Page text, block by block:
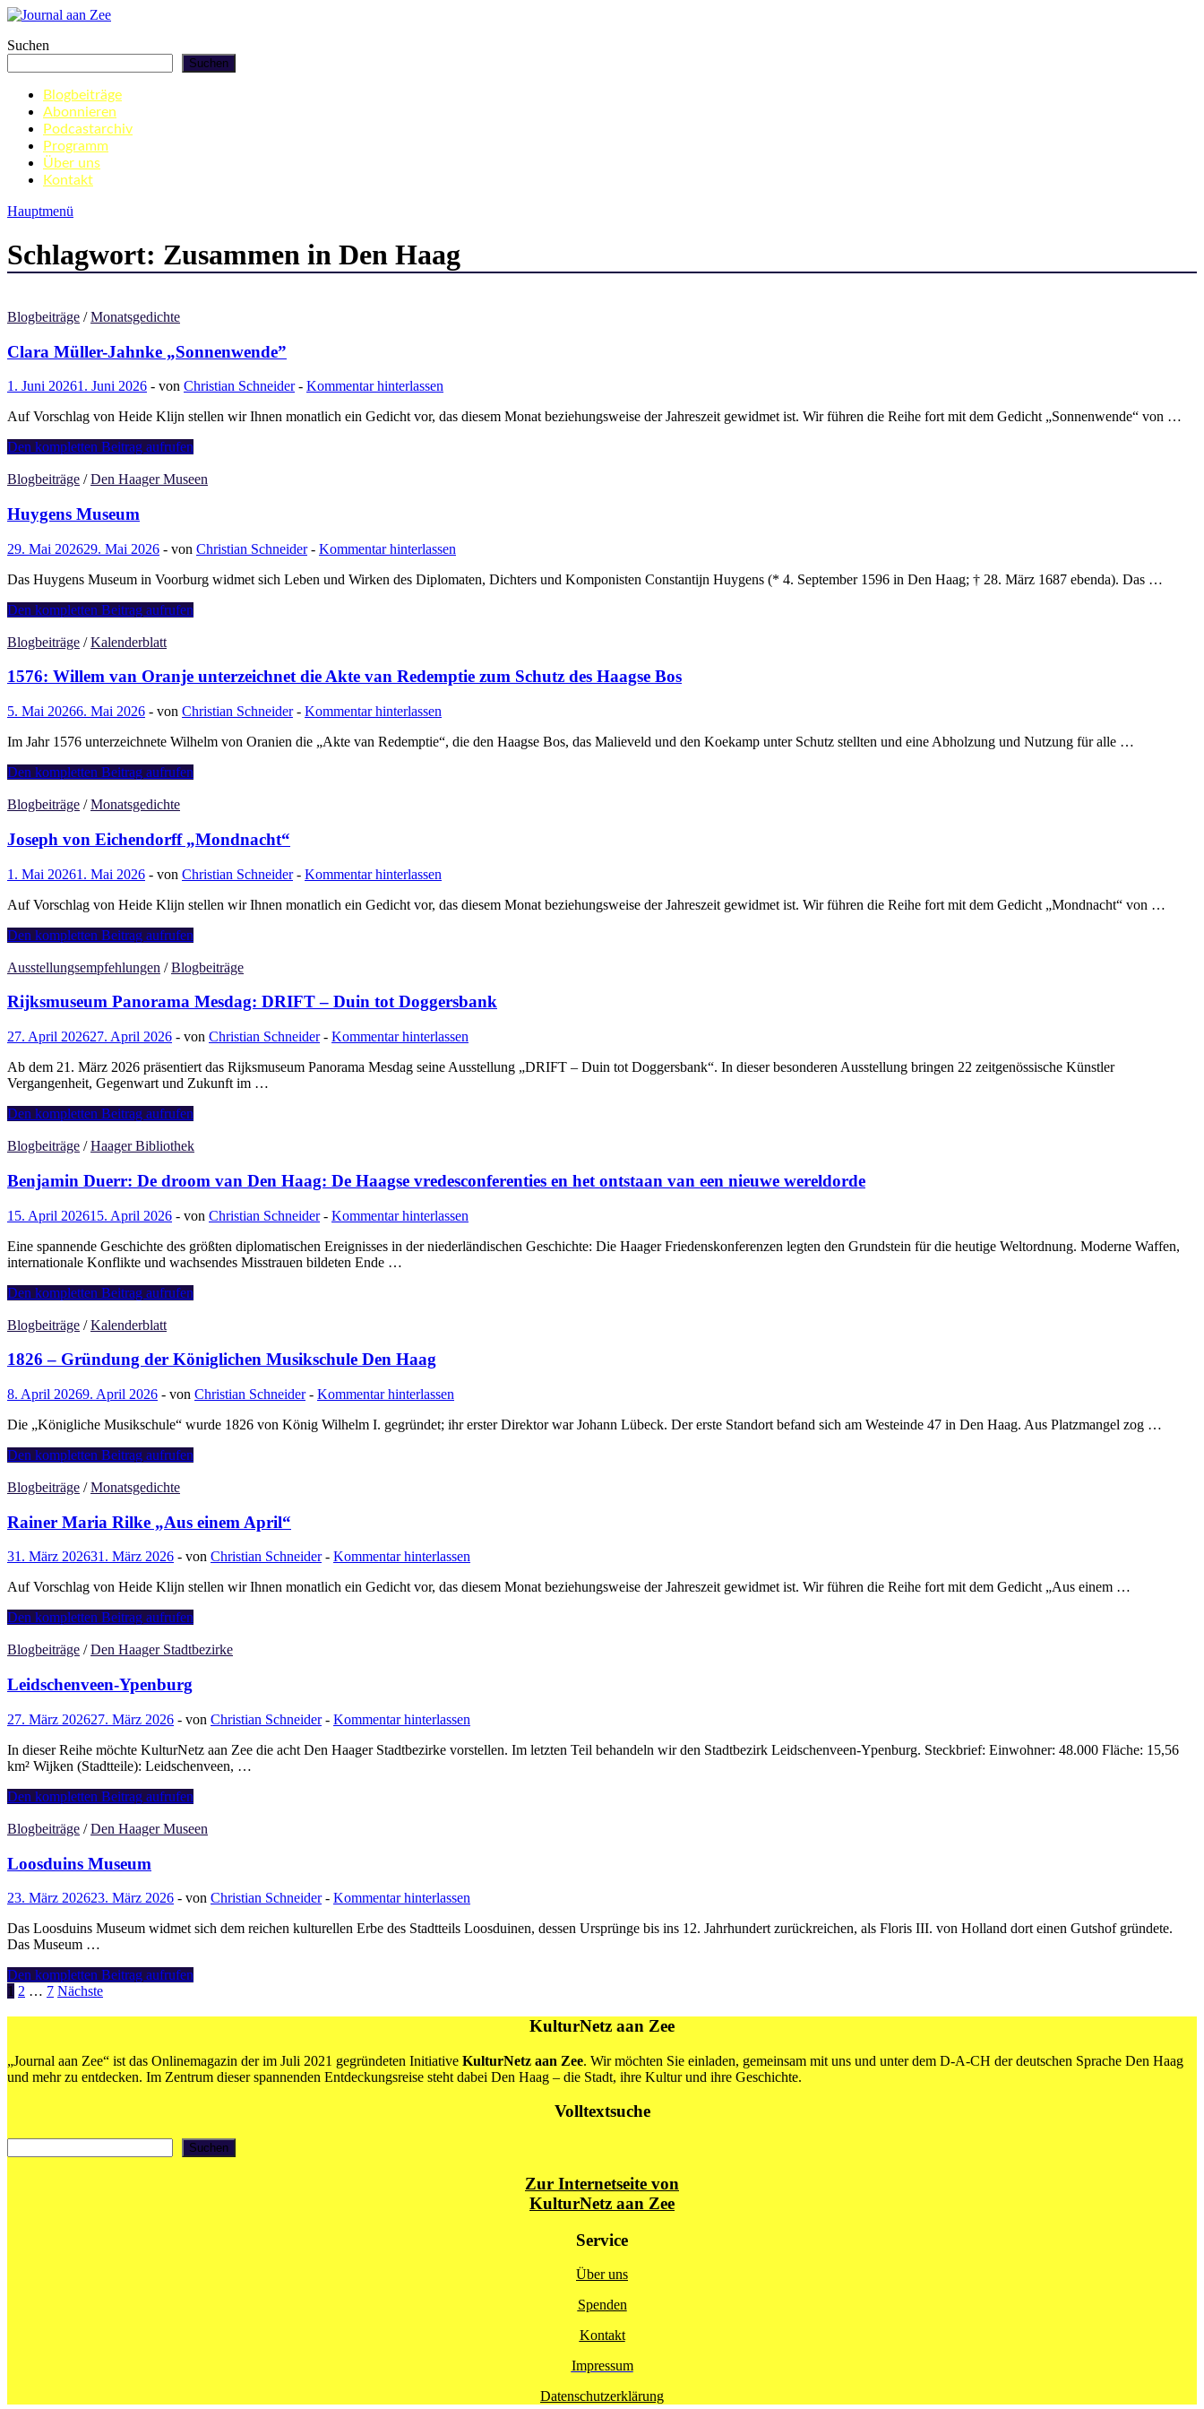
Zum
springen
Journal aan Zee
Suchen
Suchen
Blogbeiträge
Abonnieren
Podcastarchiv
Programm
Über uns
Kontakt
Hauptmenü
Schlagwort: Zusammen in Den Haag
Blogbeiträge /Monatsgedichte
Clara Müller-Jahnke „Sonnenwende”
1. Juni 20261. Juni 2026 - von Christian Schneider- Kommentar hinterlassen
Auf Vorschlag von Heide Klijn stellen wir Ihnen monatlich ein Gedicht vor, das diesem Monat beziehungsweise der Jahreszeit gewidmet ist. Wir führen die Reihe fort mit dem Gedicht „Sonnenwende“ von …
Clara
Jahnke
Den kompletten Beitrag aufrufen
Blogbeiträge /Den Haager Museen
Huygens Museum
29. Mai 202629. Mai 2026 - von Christian Schneider- Kommentar hinterlassen
Das Huygens Museum in Voorburg widmet sich Leben und Wirken des Diplomaten, Dichters und Komponisten Constantijn Huygens (* 4. September 1596 in Den Haag; † 28. März 1687 ebenda). Das …
Huygens
Den kompletten Beitrag aufrufen
Blogbeiträge /Kalenderblatt
1576: Willem van Oranje unterzeichnet die Akte van Redemptie zum Schutz des Haagse Bos
5. Mai 20266. Mai 2026 - von Christian Schneider- Kommentar hinterlassen
Im Jahr 1576 unterzeichnete Wilhelm von Oranien die „Akte van Redemptie“, die den Haagse Bos, das Malieveld und den Koekamp unter Schutz stellten und eine Abholzung und Nutzung für alle …
1576:
van
unterzeichnet
die
Akte
van
Redemptie
Schutz
Haagse
Den kompletten Beitrag aufrufen
Blogbeiträge /Monatsgedichte
Joseph von Eichendorff „Mondnacht“
1. Mai 20261. Mai 2026 - von Christian Schneider- Kommentar hinterlassen
Auf Vorschlag von Heide Klijn stellen wir Ihnen monatlich ein Gedicht vor, das diesem Monat beziehungsweise der Jahreszeit gewidmet ist. Wir führen die Reihe fort mit dem Gedicht „Mondnacht“ von …
Joseph
Eichendorff
Den kompletten Beitrag aufrufen
Ausstellungsempfehlungen /Blogbeiträge
Rijksmuseum Panorama Mesdag: DRIFT – Duin tot Doggersbank
27. April 202627. April 2026 - von Christian Schneider- Kommentar hinterlassen
Ab dem 21. März 2026 präsentiert das Rijksmuseum Panorama Mesdag seine Ausstellung „DRIFT – Duin tot Doggersbank“. In dieser besonderen Ausstellung bringen 22 zeitgenössische Künstler
Vergangenheit, Gegenwart und Zukunft im …
Rijksmuseum
Mesdag:
–
Duin
tot
Doggersbank
Den kompletten Beitrag aufrufen
Blogbeiträge /Haager Bibliothek
Benjamin Duerr: De droom van Den Haag: De Haagse vredesconferenties en het ontstaan van een nieuwe wereldorde
15. April 202615. April 2026 - von Christian Schneider- Kommentar hinterlassen
Eine spannende Geschichte des größten diplomatischen Ereignisses in der niederländischen Geschichte: Die Haager Friedenskonferenzen legten den Grundstein für die heutige Weltordnung. Moderne Waffen,
internationale Konflikte und wachsendes Misstrauen bildeten Ende …
Benjamin
De
van
Haag:
De
Haagse
vredesconferenties
en
ontstaan
een
nieuwe
wereldorde
Den kompletten Beitrag aufrufen
Blogbeiträge /Kalenderblatt
1826 – Gründung der Königlichen Musikschule Den Haag
8. April 20269. April 2026 - von Christian Schneider- Kommentar hinterlassen
Die „Königliche Musikschule“ wurde 1826 von König Wilhelm I. gegründet; ihr erster Direktor war Johann Lübeck. Der erste Standort befand sich am Westeinde 47 in Den Haag. Aus Platzmangel zog …
1826
Gründung
Königlichen
Musikschule
Den
Haag
Den kompletten Beitrag aufrufen
Blogbeiträge /Monatsgedichte
Rainer Maria Rilke „Aus einem April“
31. März 202631. März 2026 - von Christian Schneider- Kommentar hinterlassen
Auf Vorschlag von Heide Klijn stellen wir Ihnen monatlich ein Gedicht vor, das diesem Monat beziehungsweise der Jahreszeit gewidmet ist. Wir führen die Reihe fort mit dem Gedicht „Aus einem …
Rainer
Rilke
einem
April“
Den kompletten Beitrag aufrufen
Blogbeiträge /Den Haager Stadtbezirke
Leidschenveen-Ypenburg
27. März 202627. März 2026 - von Christian Schneider- Kommentar hinterlassen
In dieser Reihe möchte KulturNetz aan Zee die acht Den Haager Stadtbezirke vorstellen. Im letzten Teil behandeln wir den Stadtbezirk Leidschenveen-Ypenburg. Steckbrief: Einwohner: 48.000 Fläche: 15,56
km² Wijken (Stadtteile): Leidschenveen, …
Leidschenveen-
Den kompletten Beitrag aufrufen
Blogbeiträge /Den Haager Museen
Loosduins Museum
23. März 202623. März 2026 - von Christian Schneider- Kommentar hinterlassen
Das Loosduins Museum widmet sich dem reichen kulturellen Erbe des Stadtteils Loosduinen, dessen Ursprünge bis ins 12. Jahrhundert zurückreichen, als Floris III. von Holland dort einen Gutshof gründete.
Das Museum …
Loosduins
Museum
Den kompletten Beitrag aufrufen
Seitennummerierung
der
1 2 … 7 Nächste
KulturNetz aan Zee
„Journal aan Zee“ ist das Onlinemagazin der im Juli 2021 gegründeten Initiative KulturNetz aan Zee. Wir möchten Sie einladen, gemeinsam mit uns und unter dem D-A-CH der deutschen Sprache Den Haag
und mehr zu entdecken. Im Zentrum dieser spannenden Entdeckungsreise steht dabei Den Haag – die Stadt, ihre Kultur und ihre Geschichte.
Volltextsuche
Suchen
Zur Internetseite von
KulturNetz aan Zee
Service
Über uns
Spenden
Kontakt
Impressum
Datenschutzerklärung